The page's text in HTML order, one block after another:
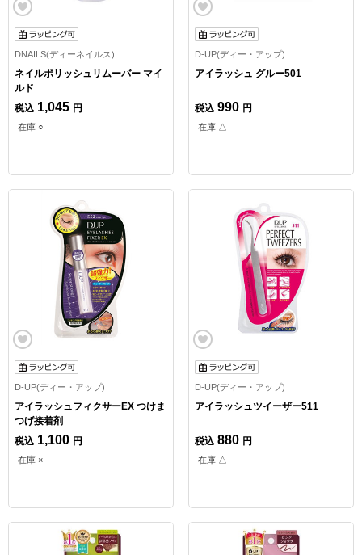
DNAILS(ディーネイルス)
ネイルポリッシュリムーバー マイ
ルド
税込 1,045 円
在庫 ○
D-UP(ディー・アップ)
アイラッシュ グルー501
税込 990 円
在庫 △
D-UP(ディー・アップ)
アイラッシュフィクサーEX つけま
つげ接着剤
税込 1,100 円
在庫 ×
D-UP(ディー・アップ)
アイラッシュツイーザー511
税込 880 円
在庫 △